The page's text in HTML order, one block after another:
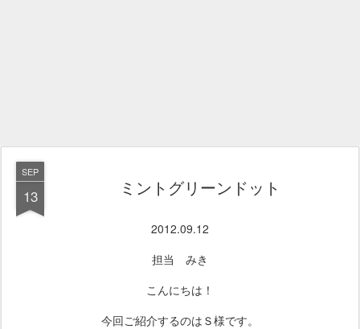
SEP
13 ミントグリーンドット
2012.09.12
担当 みき
こんにちは！
今回ご紹介するのはＳ様です。